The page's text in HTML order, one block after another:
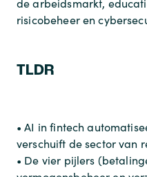
de arbeidsmarkt,
risicobeheer en
TLDR
• AI in fintech
verschuift de sector van
• De vier pijlers